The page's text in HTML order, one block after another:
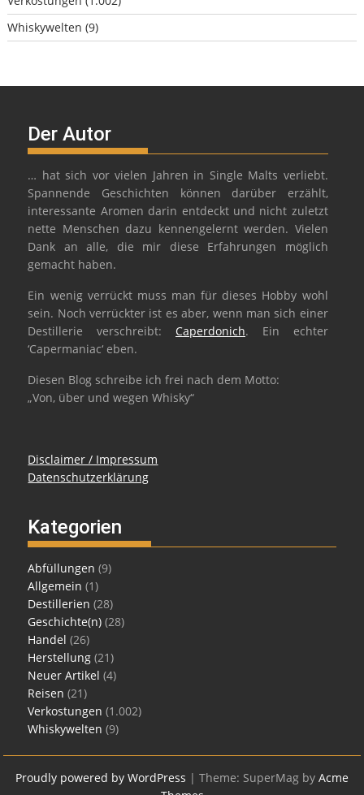
Whiskywelten (9)
Der Autor
… hat sich vor vielen Jahren in Single Malts verliebt.
Spannende Geschichten können darüber erzählt,
interessante Aromen darin entdeckt und nicht zuletzt
nette Menschen dazu kennengelernt werden. Vielen
Dank an alle, die mir diese Erfahrungen möglich
gemacht haben.
Ein wenig verrückt muss man für dieses Hobby wohl
sein. Noch verrückter ist es aber, wenn man sich einer
Destillerie verschreibt: Caperdonich. Ein echter
‘Capermaniac‘ eben.
Diesen Blog schreibe ich frei nach dem Motto:
„Von, über und wegen Whisky“
Disclaimer / Impressum
Datenschutzerklärung
Kategorien
Abfüllungen (9)
Allgemein (1)
Destillerien (28)
Geschichte(n) (28)
Handel (26)
Herstellung (21)
Neuer Artikel (4)
Reisen (21)
Verkostungen (1.002)
Whiskywelten (9)
Proudly powered by WordPress | Theme: SuperMag by Acme